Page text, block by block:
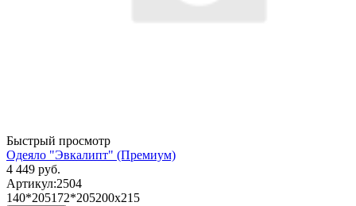
Быстрый просмотр
Одеяло "Эвкалипт" (Премиум)
4 449 руб.
Артикул:2504
140*205172*205200х215